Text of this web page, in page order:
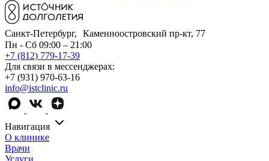
Санкт-Петербург, Каменноостровский пр-кт, 77
Пн - Сб 09:00 – 21:00
+7 (812) 779-17-39
Для связи в мессенджерах:
+7 (931) 970-63-16
info@istclinic.ru
Навигация
О клинике
Врачи
Услуги